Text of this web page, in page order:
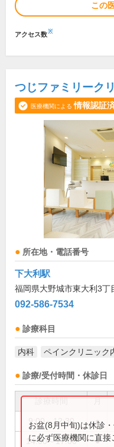
この
アクセス数※
つじファミリーク
医療機関による 情報認証
所在地・電話番号
下大利駅
福岡県大野城市東大利3丁
092-586-7534
診療科目
内科 ペインクリニック
診療/受付時間・休診日
9:00～12:30 ●
14:00～17:00 ●
お盆(8月中旬)は休診
に必ず医療機関に直接